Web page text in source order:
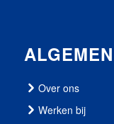
Over ons
Werken bij